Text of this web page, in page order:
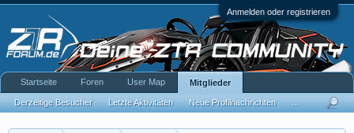
Anmelden oder registrieren
Startseite Foren User Map Mitglieder
Derzeitige Besucher Letzte Aktivitäten Neue Profilnachrichten